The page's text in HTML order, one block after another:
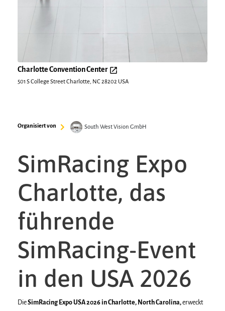
Charlotte Convention Center
501 S College Street Charlotte, NC 28202 USA
Organisiert von South West Vision GmbH
SimRacing Expo
Charlotte, das
führende
SimRacing-Event
in den USA 2026
DieSimRacing Expo USA 2026 in Charlotte, North Carolina,erweckt